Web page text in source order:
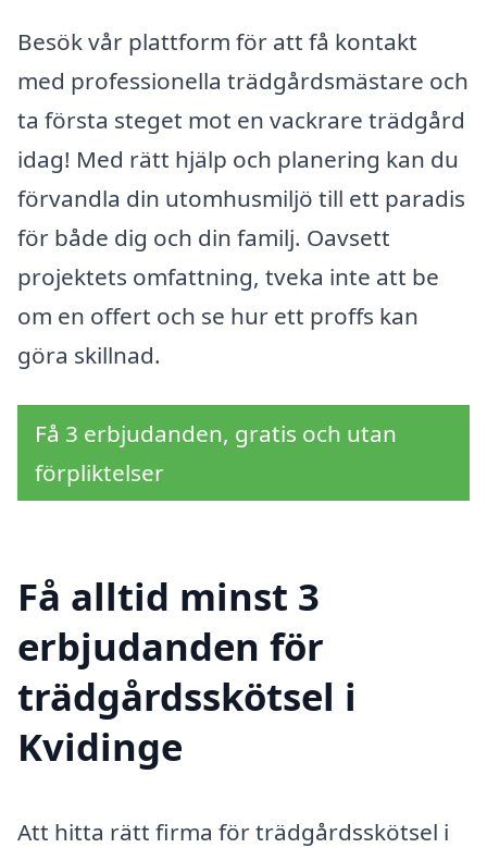
Besök vår plattform för att få kontakt
med professionella trädgårdsmästare och
ta första steget mot en vackrare trädgård
idag! Med rätt hjälp och planering kan du
förvandla din utomhusmiljö till ett paradis
för både dig och din familj. Oavsett
projektets omfattning, tveka inte att be
om en offert och se hur ett proffs kan
göra skillnad.
Få 3 erbjudanden, gratis och utan
förpliktelser
Få alltid minst 3
erbjudanden för
trädgårdsskötsel i
Kvidinge
Att hitta rätt firma för trädgårdsskötsel i